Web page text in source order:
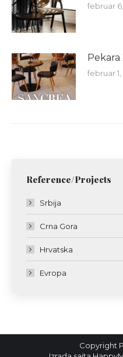
februar
Pekara
februar
Reference/Projects
Srbija
Crna Gora
Hrvatska
Evropa
Copyright